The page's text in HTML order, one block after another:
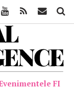
FI
Youtube Feed Mail